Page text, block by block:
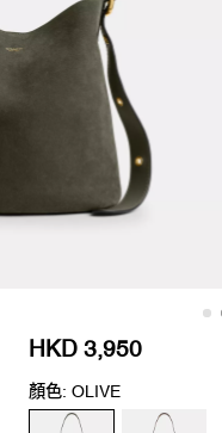
HKD 3,950
顏色: OLIVE